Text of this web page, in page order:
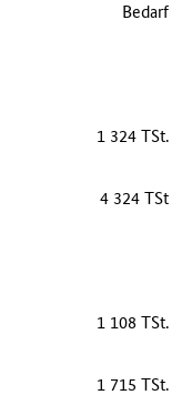
Bedarf
1 324 TSt.
4 324 TSt
1 108 TSt.
1 715 TSt.